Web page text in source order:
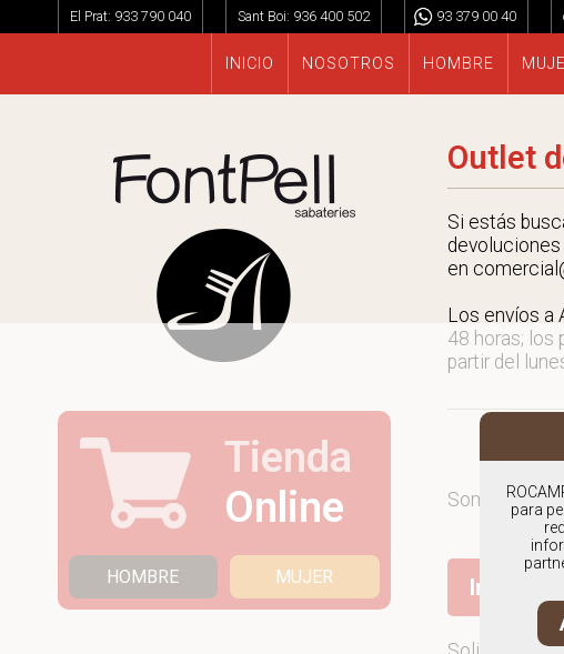
El Prat: 933 790 040 Sant Boi: 936 400 502 93 379 00 40
INICIO NOSOTROS HOMBRE
Tienda
Online
HOMBRE MUJER
Outlet
Si estás
en
Los envíos a
48 horas; los
partir del
Somos
Ir al
para